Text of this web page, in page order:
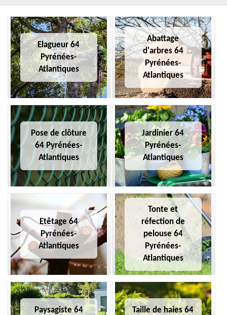
Elagueur 64
Pyrénées-
Atlantiques
Abattage
d'arbres 64
Pyrénées-
Atlantiques
Pose de clôture
64 Pyrénées-
Atlantiques
Jardinier 64
Pyrénées-
Atlantiques
Etêtage 64
Pyrénées-
Atlantiques
Tonte et
réfection de
pelouse 64
Pyrénées-
Atlantiques
Paysagiste 64
Taille de haies 64